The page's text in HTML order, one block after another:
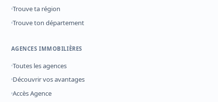
Trouve ta région
Trouve ton département
AGENCES IMMOBILIÈRES
Toutes les agences
Découvrir vos avantages
Accès Agence